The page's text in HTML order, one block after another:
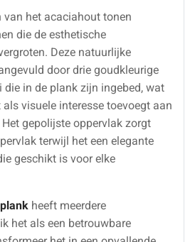
van het acaciahout tonen
die de esthetische
Deze natuurlijke
door drie goudkleurige
die in de plank zijn ingebed, wat
visuele interesse toevoegt aan
gepolijste oppervlak zorgt
terwijl het een elegante
geschikt is voor elke
heeft meerdere
het als een betrouwbare